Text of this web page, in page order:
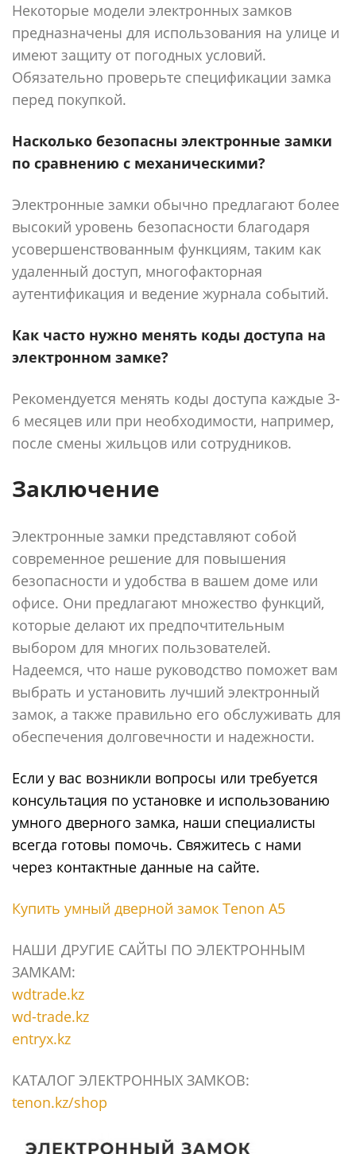
Некоторые модели электронных замков
предназначены для использования на улице и
имеют защиту от погодных условий.
Обязательно проверьте спецификации замка
перед покупкой.
Насколько безопасны электронные замки
по сравнению с механическими?
Электронные замки обычно предлагают более
высокий уровень безопасности благодаря
усовершенствованным функциям, таким как
удаленный доступ, многофакторная
аутентификация и ведение журнала событий.
Как часто нужно менять коды доступа на
электронном замке?
Рекомендуется менять коды доступа каждые 3-
6 месяцев или при необходимости, например,
после смены жильцов или сотрудников.
Заключение
Электронные замки представляют собой
современное решение для повышения
безопасности и удобства в вашем доме или
офисе. Они предлагают множество функций,
которые делают их предпочтительным
выбором для многих пользователей.
Надеемся, что наше руководство поможет вам
выбрать и установить лучший электронный
замок, а также правильно его обслуживать для
обеспечения долговечности и надежности.
Если у вас возникли вопросы или требуется
консультация по установке и использованию
умного дверного замка, наши специалисты
всегда готовы помочь. Свяжитесь с нами
через контактные данные на сайте.
Купить умный дверной замок Tenon A5
НАШИ ДРУГИЕ САЙТЫ ПО ЭЛЕКТРОННЫМ
ЗАМКАМ:
wdtrade.kz
wd-trade.kz
entryx.kz
КАТАЛОГ ЭЛЕКТРОННЫХ ЗАМКОВ:
tenon.kz/shop